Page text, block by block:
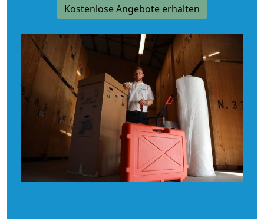
Kostenlose Angebote erhalten